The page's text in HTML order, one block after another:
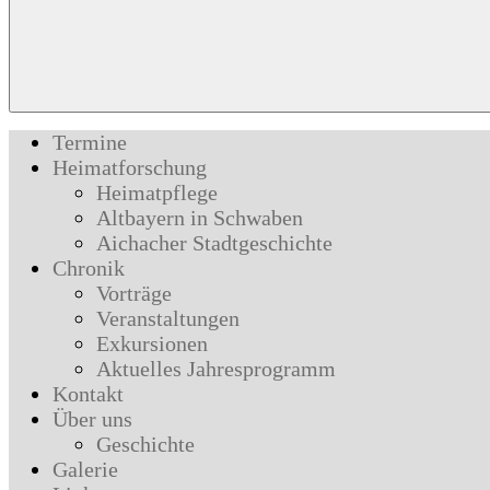
Termine
Heimatforschung
Heimatpflege
Altbayern in Schwaben
Aichacher Stadtgeschichte
Chronik
Vorträge
Veranstaltungen
Exkursionen
Aktuelles Jahresprogramm
Kontakt
Über uns
Geschichte
Galerie